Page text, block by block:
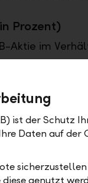
Prozent)
Aktie im
zu
ist der Schutz
Daten auf der
genutzt